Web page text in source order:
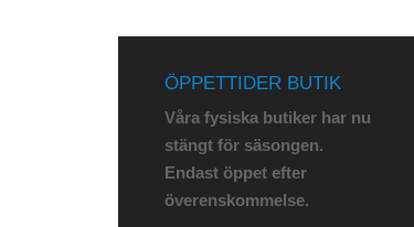
ÖPPETTIDER BUTIK
Våra fysiska butiker har nu
stängt för säsongen.
Endast öppet efter
överenskommelse.